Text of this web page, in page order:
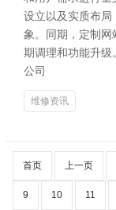
设立以及实质布局
象。同期，定制网
期调理和功能升级
公司
维修资讯
首页 上一页
9 10 11